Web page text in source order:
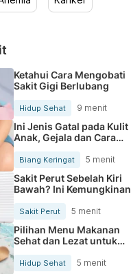
Ketahui Cara Mengobati
Sakit Gigi Berlubang
Hidup Sehat 9 menit
Ini Jenis Gatal pada Kulit
Anak, Gejala dan Cara
Mengobatinya
Biang Keringat 5 menit
Sakit Perut Sebelah Kiri
Bawah? Ini Kemungkinan
Sakit Perut 5 menit
Pilihan Menu Makanan
Sehat dan Lezat untuk
Mengurangi Kolesterol
Hidup Sehat 5 menit